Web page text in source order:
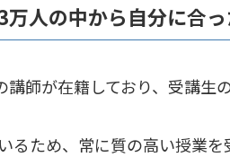
人の中から自分に合
師が在籍しており、受講生
るため、常に質の高い授業を